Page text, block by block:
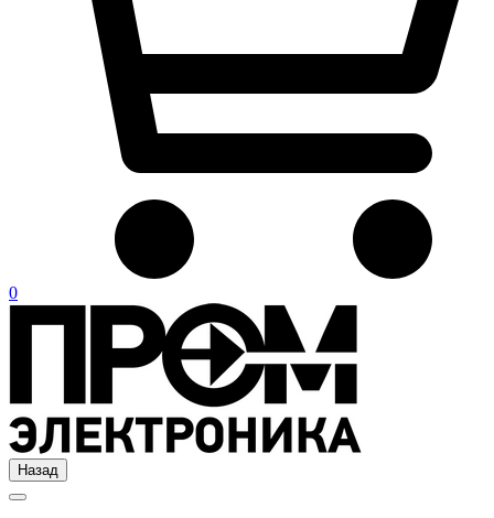
0
Назад